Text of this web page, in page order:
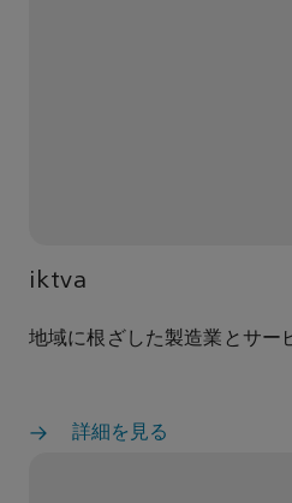
iktva
地域に根ざした製造業とサー
詳細を見る